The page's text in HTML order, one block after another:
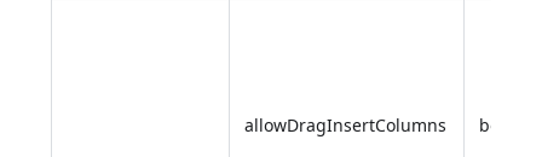
allowDragInsertColumns